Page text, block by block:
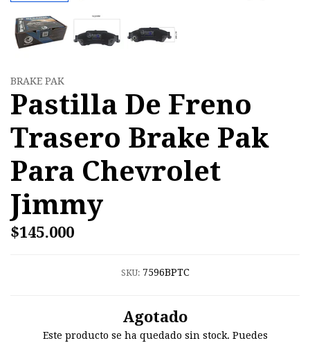
BRAKE PAK
Pastilla De Freno
Trasero Brake Pak
Para Chevrolet
Jimmy
$145.000
SKU: 7596BPTC
Agotado
Este producto se ha quedado sin stock. Puedes